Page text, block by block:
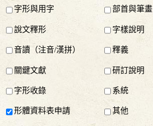
字形與用字 部首與筆畫
說文釋形 字樣說明
音讀（注音/漢拼） 釋義
關鍵文獻 研訂說明
字形收錄 系統
形體資料表申請 其他